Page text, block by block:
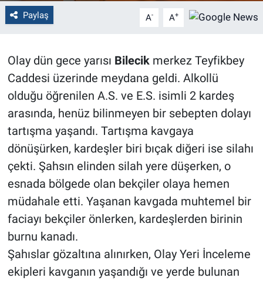
Paylaş A- A+
Olay dün gece yarısı Bilecikmerkez Teyfikbey
Caddesi üzerinde meydana geldi. Alkollü
olduğu öğrenilen A.S. ve E.S. isimli 2 kardeş
arasında, henüz bilinmeyen bir sebepten dolayı
tartışma yaşandı. Tartışma kavgaya
dönüşürken, kardeşler biri bıçak diğeri ise silahı
çekti. Şahsın elinden silah yere düşerken, o
esnada bölgede olan bekçiler olaya hemen
müdahale etti. Yaşanan kavgada muhtemel bir
faciayı bekçiler önlerken, kardeşlerden birinin
burnu kanadı.
Şahıslar gözaltına alınırken, Olay Yeri İnceleme
ekipleri kavganın yaşandığı ve yerde bulunan
Çevre
Magazin
Bilim ve Teknoloji